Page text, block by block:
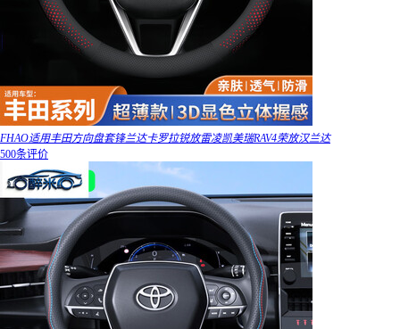
FHAO适用丰田方向盘套锋兰达卡罗拉锐放雷凌凯美瑞RAV4荣放汉兰达
500条评价